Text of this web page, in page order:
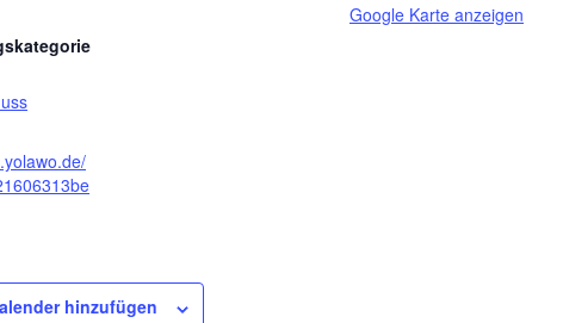
Google Karte anzeigen
hinzufügen